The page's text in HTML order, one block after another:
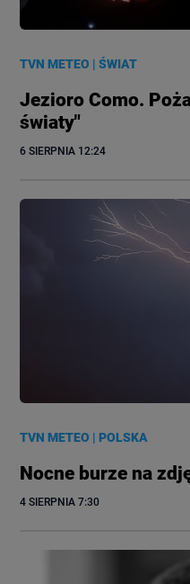
TVN METEO |ŚWIAT
Jezioro Como.
światy"
6 SIERPNIA 12:24
TVN METEO |POLSKA
Nocne burze na
4 SIERPNIA 7:30